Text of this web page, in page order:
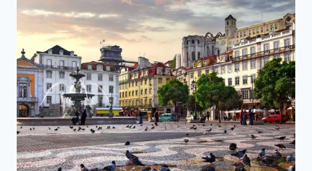
SPANIEN
UDEN
AT
LØFTE
EN
FINGER